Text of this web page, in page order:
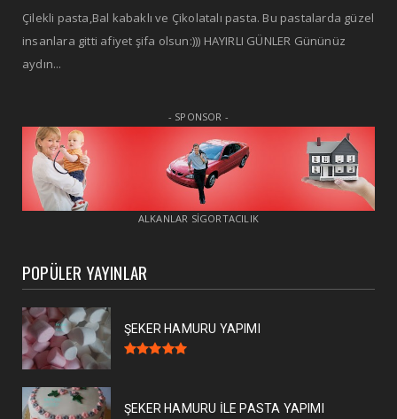
Çilekli pasta,Bal kabaklı ve Çikolatalı pasta. Bu pastalarda güzel
insanlara gitti afiyet şifa olsun:))) HAYIRLI GÜNLER Gününüz
aydın...
- SPONSOR -
ALKANLAR SİGORTACILIK
POPÜLER YAYINLAR
ŞEKER HAMURU YAPIMI
ŞEKER HAMURU İLE PASTA YAPIMI